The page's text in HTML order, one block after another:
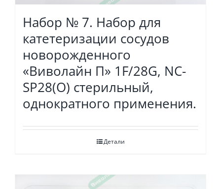
Набор № 7. Набор для
катетеризации сосудов
новорожденного
«Виволайн П» 1F/28G, NC-
SP28(O) стерильный,
однократного применения.
Детали